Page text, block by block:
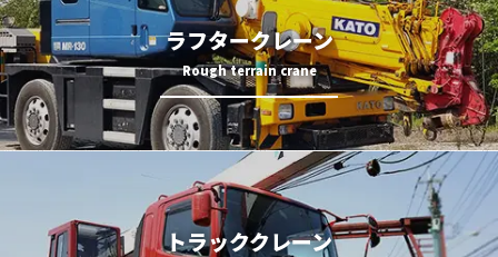
ラフタークレーン
トラッククレーン